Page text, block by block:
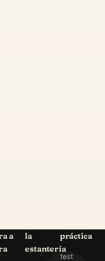
a
la
estantería
práctica
test